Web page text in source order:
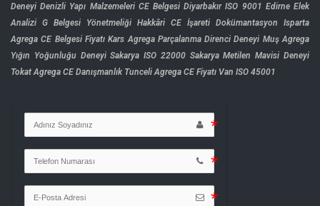
Deneyi Denizli Yapı Malzemeleri CE Belgesi Diyarbakır ISO 9001 Edirne Elek
Analizi G Belgesi Yönetmeliği Hakkâri CE İşareti Dokümantasyon
Isparta
Agrega CE Belgesi Fiyatı Kars Agrega Parçalanma Direnci Deneyi Muş Agrega
Yığın Yoğunluğu Deneyi Sakarya ISO 22000 Sakarya Metilen Mavisi Deneyi
Tokat Agrega CE Danışmanlık Tunceli Agrega CE Fiyatı Van ISO 45001